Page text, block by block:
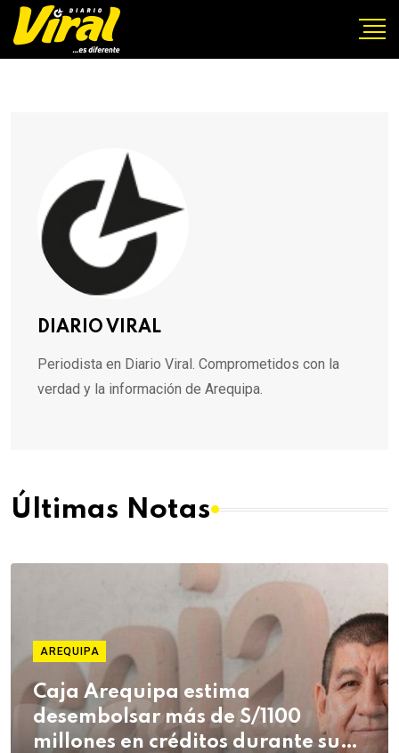
DIARIO VIRAL
Periodista en Diario Viral. Comprometidos con la
verdad y la información de Arequipa.
Últimas Notas
AREQUIPA
Caja Arequipa estima
desembolsar más de S/1100
millones en créditos durante su